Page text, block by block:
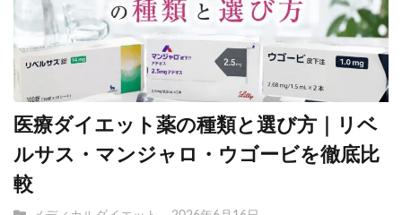
医療ダイエット薬の種類と選び方｜リベ
ルサス・マンジャロ・ウゴービを徹底比
較